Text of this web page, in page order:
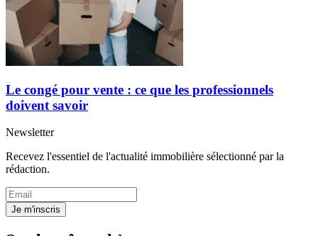
Le congé pour vente : ce que les professionnels
doivent savoir
Newsletter
Recevez l'essentiel de l'actualité immobilière sélectionné par la
rédaction.
Je m'inscris